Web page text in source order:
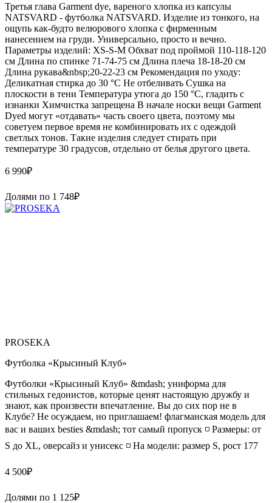
Третья глава Garment dye, вареного хлопка из капсулы
NATSVARD - футболка NATSVARD. Изделие из тонкого, на
ощупь как-будто велюрового хлопка с фирменным
нанесением на груди. Универсально, просто и вечно.
Параметры изделий: XS-S-M Обхват под проймой 110-118-120
см Длина по спинке 71-74-75 см Длина плеча 18-18-20 см
Длина рукава&nbsp;20-22-23 см Рекомендация по уходу:
Деликатная стирка до 30 °C Не отбеливать Сушка на
плоскости в тени Температура утюга до 150 °C, гладить с
изнанки Химчистка запрещена В начале носки вещи Garment
Dyed могут «отдавать» часть своего цвета, поэтому мы
советуем первое время не комбинировать их с одеждой
светлых тонов. Такие изделия следует стирать при
температуре 30 градусов, отдельно от белья другого цвета.
6 990₽
Долями по 1 748₽
PROSEKA
Футболка «Крысиный Клуб»
Футболки «Крысиный Клуб» &mdash; униформа для
стильных гедонистов, которые ценят настоящую дружбу и
знают, как произвести впечатление. Вы до сих пор не в
Клубе? Не осуждаем, но приглашаем! флагманская модель для
вас и ваших besties &mdash; тот самый пропуск ◽️ Размеры: от
S до XL, оверсайз и унисекс ◽️ На модели: размер S, рост 177
4 500₽
Долями по 1 125₽